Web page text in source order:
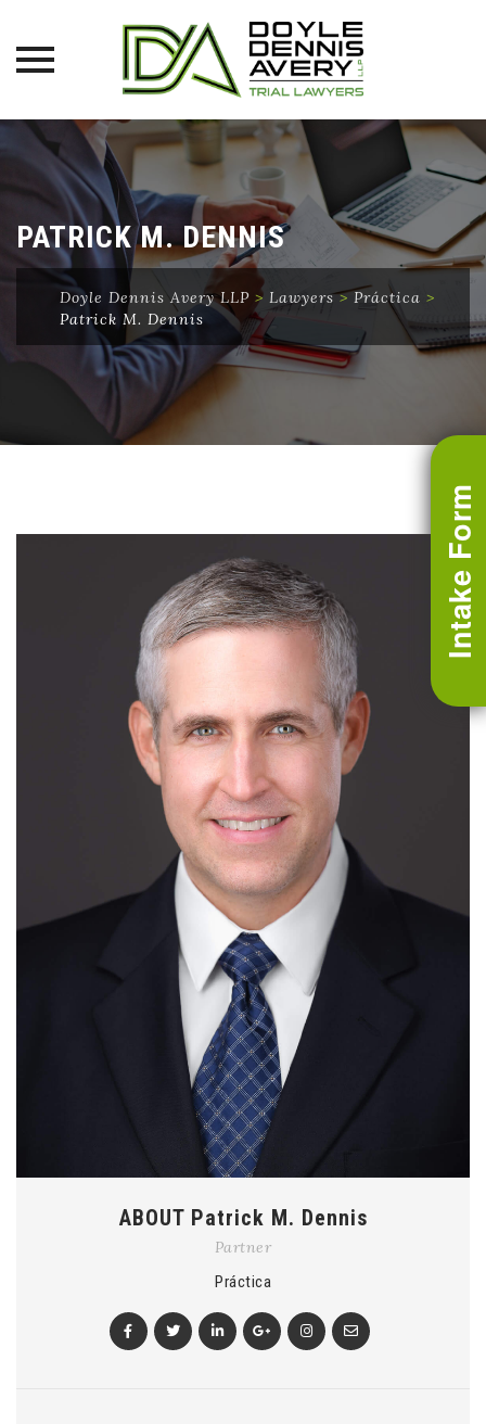
Skip
content
PATRICK M. DENNIS
Doyle Dennis Avery LLP > Lawyers>Práctica >
Patrick M. Dennis
Intake Form
ABOUT Patrick M. Dennis
Partner
Práctica